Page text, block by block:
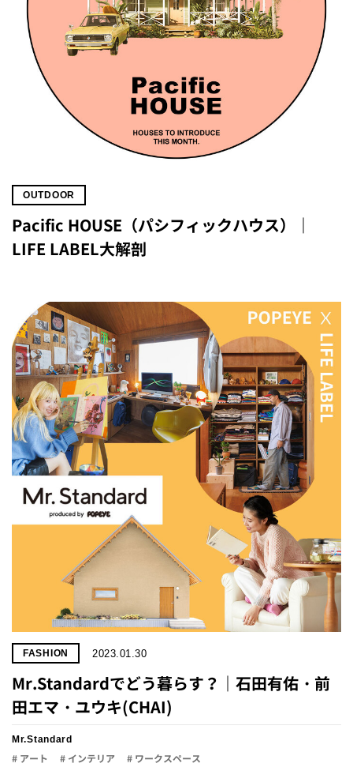
OUTDOOR
Pacific HOUSE（パシフィックハウス）｜
LIFE LABEL大解剖
FASHION 2023.01.30
Mr.Standardでどう暮らす？｜石田有佑・前
田エマ・ユウキ(CHAI)
Mr.Standard
# アート # インテリア # ワークスペース